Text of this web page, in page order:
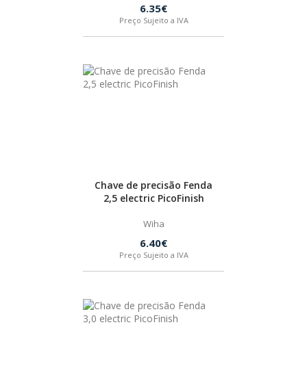
ADAPTADOR / SUPORTE
6.35€
Preço Sujeito a IVA
Chave de precisão Fenda
2,5 electric PicoFinish
Wiha
6.40€
Preço Sujeito a IVA